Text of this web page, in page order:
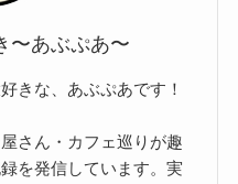
〜あぶぷあ〜
きな、あぶぷあです！
さん・カフェ巡りが趣
を発信しています。実